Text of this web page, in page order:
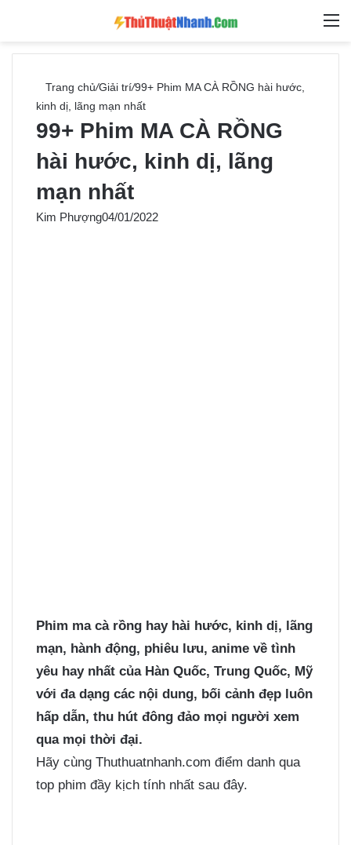
Tìm
Trang chủ/Giải trí/99+ Phim MA CÀ RỒNG hài hước,
kinh dị, lãng mạn nhất
99+ Phim MA CÀ RỒNG
hài hước, kinh dị, lãng
mạn nhất
Kim Phượng04/01/2022
Phim ma cà rồng hayhài hước, kinh dị, lãng
mạn, hành động, phiêu lưu, anime về tình
yêu hay nhất của Hàn Quốc, Trung Quốc, Mỹ
với đa dạng các nội dung, bối cảnh đẹp luôn
hấp dẫn, thu hút đông đảo mọi người xem
qua mọi thời đại.
Hãy cùng Thuthuatnhanh.com điểm danh qua
top phim đầy kịch tính nhất sau đây.